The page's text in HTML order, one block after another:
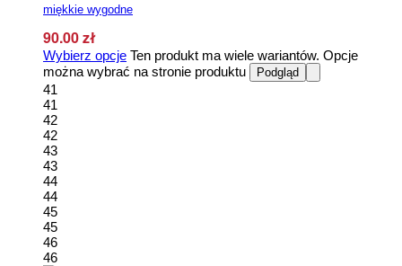
miękkie wygodne
90.00zł
Wybierz opcje Ten produkt ma wiele wariantów. Opcje
można wybrać na stronie produktu
Podgląd
41
41
42
42
43
43
44
44
45
45
46
46